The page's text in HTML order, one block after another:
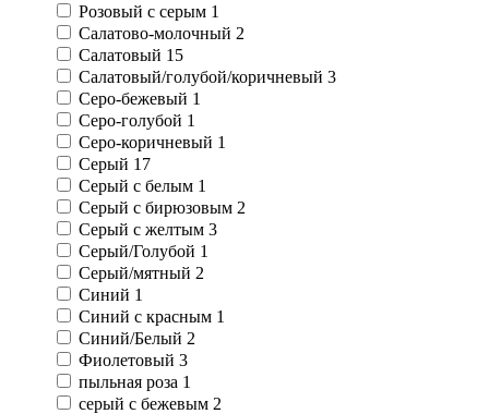
Розовый с серым 1
Салатово-молочный 2
Салатовый 15
Салатовый/голубой/коричневый 3
Серо-бежевый 1
Серо-голубой 1
Серо-коричневый 1
Серый 17
Серый с белым 1
Серый с бирюзовым 2
Серый с желтым 3
Серый/Голубой 1
Серый/мятный 2
Синий 1
Синий с красным 1
Синий/Белый 2
Фиолетовый 3
пыльная роза 1
серый с бежевым 2